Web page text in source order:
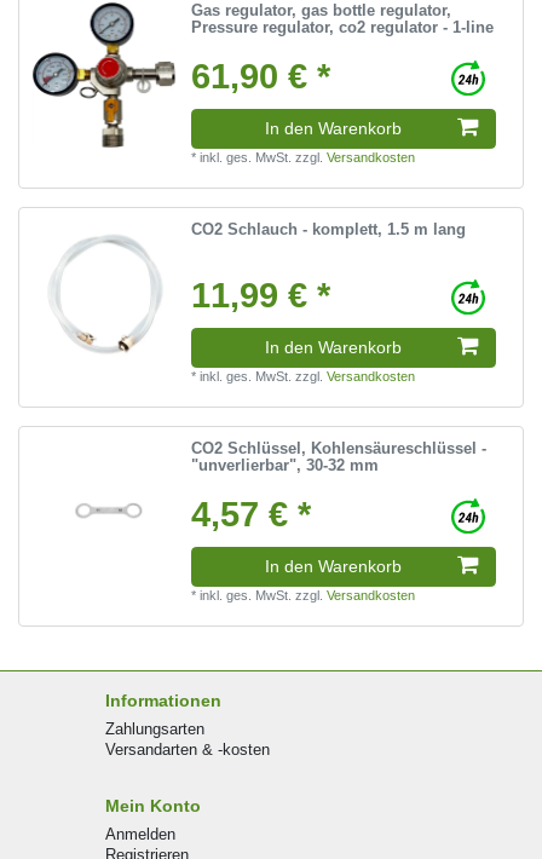
Gas regulator, gas bottle regulator,
Pressure regulator, co2 regulator - 1-line
61,90 € *
In den Warenkorb
*inkl. ges. MwSt. zzgl.Versandkosten
CO2 Schlauch - komplett, 1.5 m lang
11,99 € *
In den Warenkorb
*inkl. ges. MwSt. zzgl.Versandkosten
CO2 Schlüssel, Kohlensäureschlüssel -
"unverlierbar", 30-32 mm
4,57 € *
In den Warenkorb
*inkl. ges. MwSt. zzgl.Versandkosten
Informationen
Zahlungsarten
Versandarten & -kosten
Mein Konto
Anmelden
Registrieren